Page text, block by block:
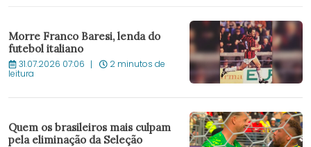
Morre Franco Baresi, lenda do
futebol italiano
31.07.2026 07:06 2 minutos de
leitura
Quem os brasileiros mais culpam
pela eliminação da Seleção